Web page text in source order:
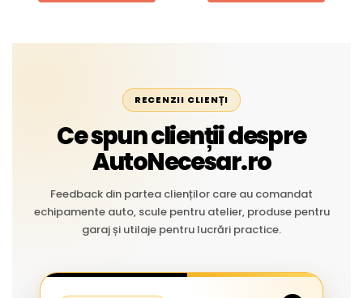
RECENZII CLIENȚI
Ce spun clienții despre
AutoNecesar.ro
Feedback din partea clienților care au comandat
echipamente auto, scule pentru atelier, produse pentru
garaj și utilaje pentru lucrări practice.